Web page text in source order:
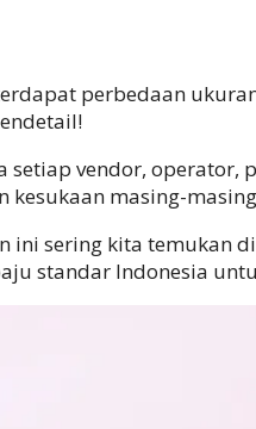
perbedaan
vendor,
kesukaan masing-
sering kita temukan
standar Indonesia